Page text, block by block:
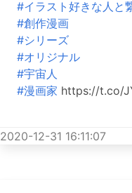
#イラスト好きな人と
#創作漫画
#シリーズ
#オリジナル
#宇宙人
#漫画家 https://t.co/
2020-12-31 16:11:07